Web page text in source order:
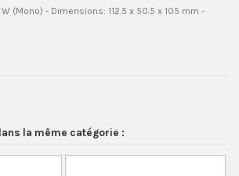
(Mono) - Dimensions: 112.5 x 50.5 x 105 mm -
la même catégorie :